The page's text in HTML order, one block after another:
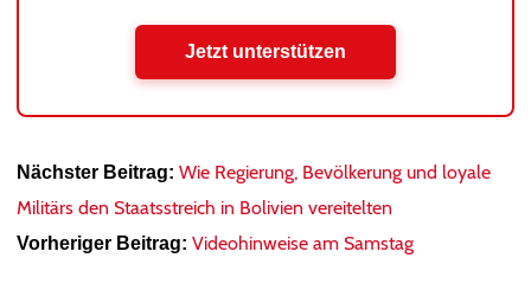
Jetzt unterstützen
Nächster Beitrag: Wie Regierung, Bevölkerung und loyale
Militärs den Staatsstreich in Bolivien vereitelten
Vorheriger Beitrag: Videohinweise am Samstag